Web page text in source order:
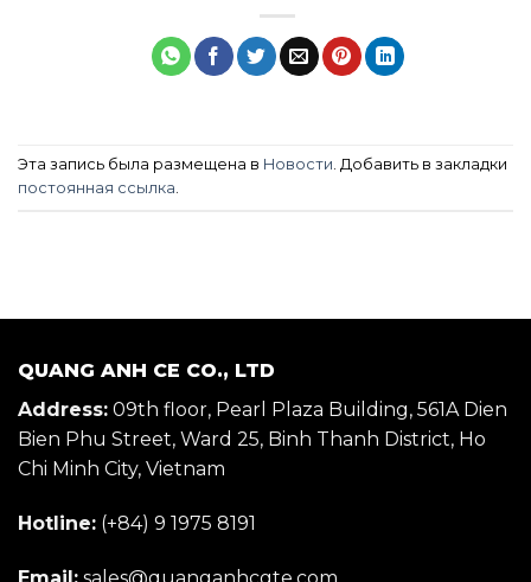
Эта запись была размещена в Новости. Добавить в закладки
постоянная ссылка.
QUANG ANH CE CO., LTD
Address: 09th floor, Pearl Plaza Building, 561A Dien
Bien Phu Street, Ward 25, Binh Thanh District, Ho
Chi Minh City, Vietnam
Hotline: (+84) 9 1975 8191